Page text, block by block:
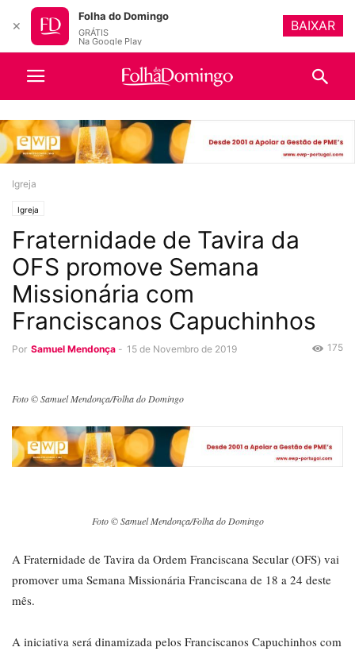
Igreja
Igreja
Fraternidade de Tavira da
OFS promove Semana
Missionária com
Franciscanos Capuchinhos
Por Samuel Mendonça - 15 de Novembro de 2019 175
Foto © Samuel Mendonça/Folha do Domingo
Foto © Samuel Mendonça/Folha do Domingo
A Fraternidade de Tavira da Ordem Franciscana Secular (OFS) vai
promover uma Semana Missionária Franciscana de 18 a 24 deste
mês.
A iniciativa será dinamizada pelos Franciscanos Capuchinhos com
✕
Folha do Domingo
GRÁTIS
Na Google Play
BAIXAR